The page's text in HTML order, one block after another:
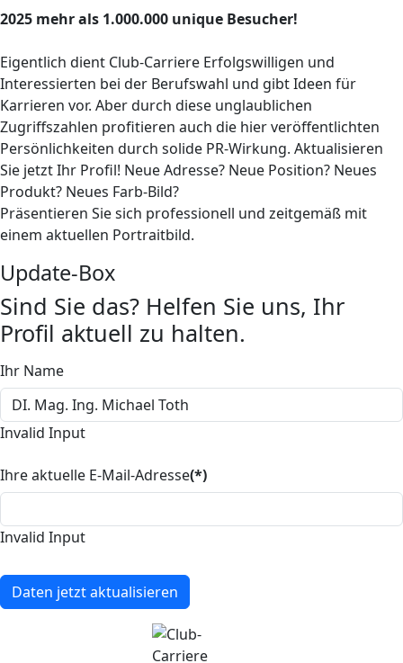
2025 mehr als 1.000.000 unique Besucher!
Eigentlich dient Club-Carriere Erfolgswilligen und
Interessierten bei der Berufswahl und gibt Ideen für
Karrieren vor. Aber durch diese unglaublichen
Zugriffszahlen profitieren auch die hier veröffentlichten
Persönlichkeiten durch solide PR-Wirkung. Aktualisieren
Sie jetzt Ihr Profil! Neue Adresse? Neue Position? Neues
Produkt? Neues Farb-Bild?
Präsentieren Sie sich professionell und zeitgemäß mit
einem aktuellen Portraitbild.
Update-Box
Sind Sie das? Helfen Sie uns, Ihr
Profil aktuell zu halten.
Ihr Name
Invalid Input
Ihre aktuelle E-Mail-Adresse(*)
Invalid Input
Daten jetzt aktualisieren